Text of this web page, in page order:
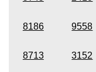
8186 9558
8713 3152